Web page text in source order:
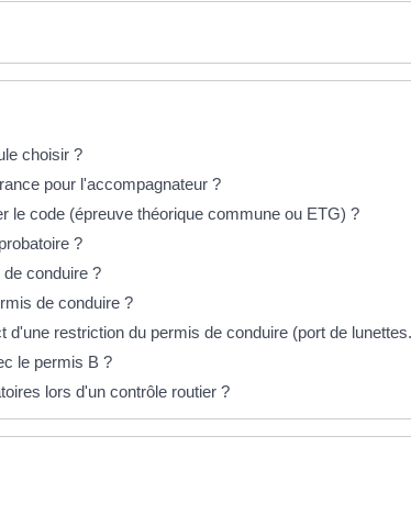
choisir ?
pour l'accompagnateur ?
le code (épreuve théorique commune ou ETG) ?
?
conduire ?
de conduire ?
d'une restriction du permis de conduire (port de
le permis B ?
lors d'un contrôle routier ?